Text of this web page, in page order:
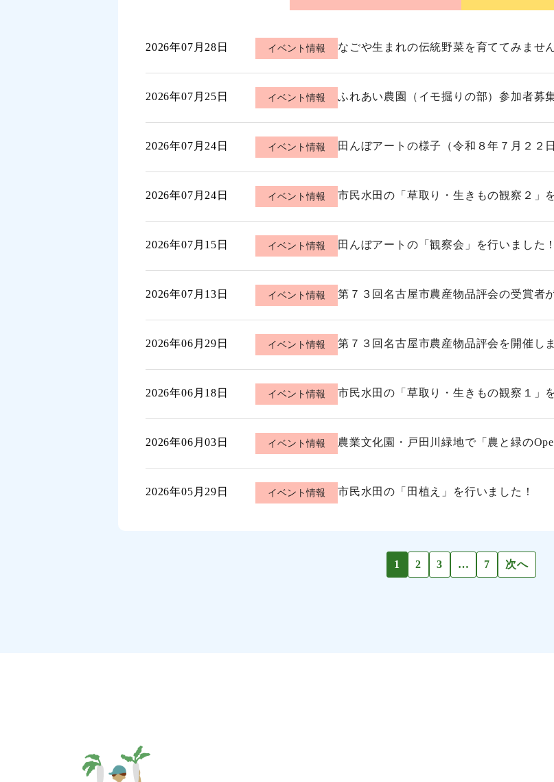
2026年07月28日 イベント情報 なごや生まれの伝統野菜を育ててみませ
2026年07月25日 イベント情報 ふれあい農園（イモ掘りの部）参加者募
2026年07月24日 イベント情報 田んぼアートの様子（令和８年７月２２
2026年07月24日 イベント情報 市民水田の「草取り・生きもの観察２」
2026年07月15日 イベント情報 田んぼアートの「観察会」を行いました！
2026年07月13日 イベント情報 第７３回名古屋市農産物品評会の受賞者
2026年06月29日 イベント情報 第７３回名古屋市農産物品評会を開催し
2026年06月18日 イベント情報 市民水田の「草取り・生きもの観察１」
2026年06月03日 イベント情報 農業文化園・戸田川緑地で「農と緑の
2026年05月29日 イベント情報 市民水田の「田植え」を行いました！
1 2 3 … 7 次へ